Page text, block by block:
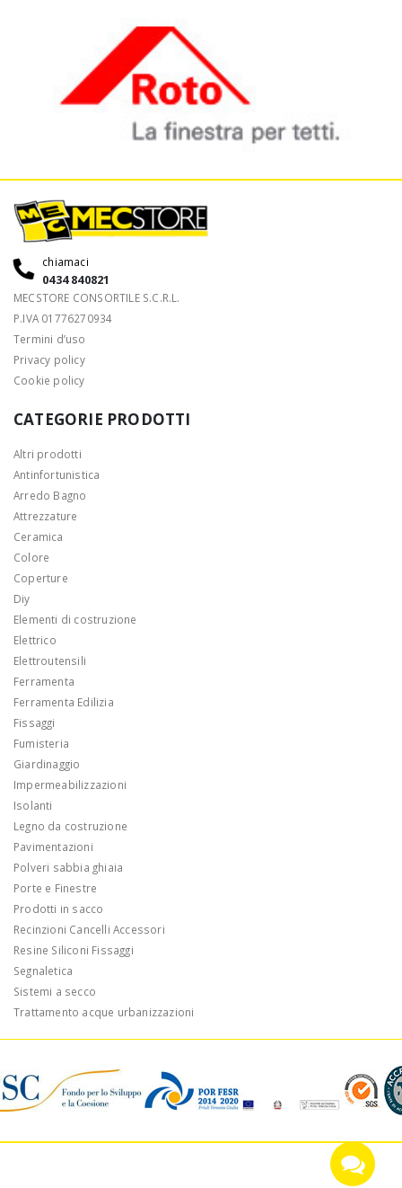
chiamaci
0434 840821
MECSTORE CONSORTILE S.C.R.L.
P.IVA 01776270934
Termini d’uso
Privacy policy
Cookie policy
CATEGORIE PRODOTTI
Altri prodotti
Antinfortunistica
Arredo Bagno
Attrezzature
Ceramica
Colore
Coperture
Diy
Elementi di costruzione
Elettrico
Elettroutensili
Ferramenta
Ferramenta Edilizia
Fissaggi
Fumisteria
Giardinaggio
Impermeabilizzazioni
Isolanti
Legno da costruzione
Pavimentazioni
Polveri sabbia ghiaia
Porte e Finestre
Prodotti in sacco
Recinzioni Cancelli Accessori
Resine Siliconi Fissaggi
Segnaletica
Sistemi a secco
Trattamento acque urbanizzazioni